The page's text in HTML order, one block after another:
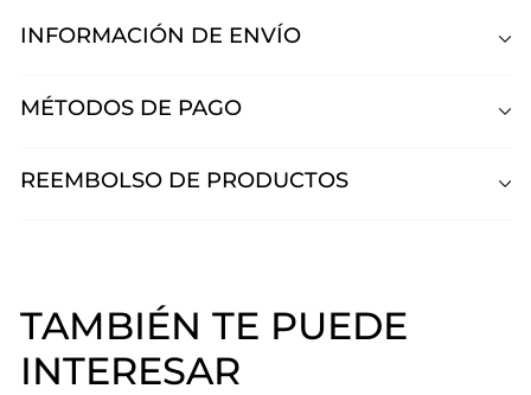
INFORMACIÓN DE ENVÍO
MÉTODOS DE PAGO
REEMBOLSO DE PRODUCTOS
TAMBIÉN TE PUEDE
INTERESAR